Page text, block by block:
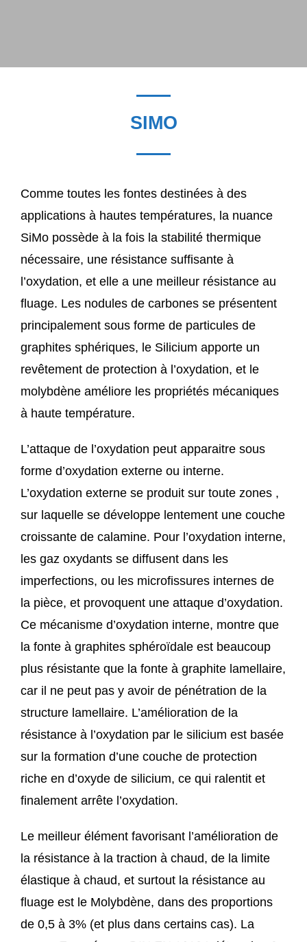
SIMO
Comme toutes les fontes destinées à des
applications à hautes températures, la nuance
SiMo possède à la fois la stabilité thermique
nécessaire, une résistance suffisante à
l’oxydation, et elle a une meilleur résistance au
fluage. Les nodules de carbones se présentent
principalement sous forme de particules de
graphites sphériques, le Silicium apporte un
revêtement de protection à l’oxydation, et le
molybdène améliore les propriétés mécaniques
à haute température.
L’attaque de l’oxydation peut apparaitre sous
forme d’oxydation externe ou interne.
L’oxydation externe se produit sur toute zones ,
sur laquelle se développe lentement une couche
croissante de calamine. Pour l’oxydation interne,
les gaz oxydants se diffusent dans les
imperfections, ou les microfissures internes de
la pièce, et provoquent une attaque d’oxydation.
Ce mécanisme d’oxydation interne, montre que
la fonte à graphites sphéroïdale est beaucoup
plus résistante que la fonte à graphite lamellaire,
car il ne peut pas y avoir de pénétration de la
structure lamellaire. L’amélioration de la
résistance à l’oxydation par le silicium est basée
sur la formation d’une couche de protection
riche en d’oxyde de silicium, ce qui ralentit et
finalement arrête l’oxydation.
Le meilleur élément favorisant l’amélioration de
la résistance à la traction à chaud, de la limite
élastique à chaud, et surtout la résistance au
fluage est le Molybdène, dans des proportions
de 0,5 à 3% (et plus dans certains cas). La